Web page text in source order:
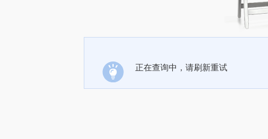
正在查询中，请刷新重试